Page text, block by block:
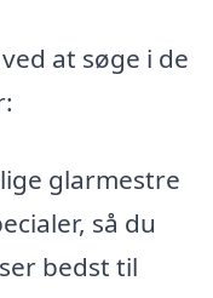
at søge i de
glarmestre
så du
bedst til